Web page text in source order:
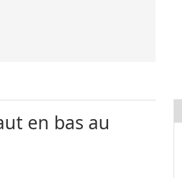
en bas au